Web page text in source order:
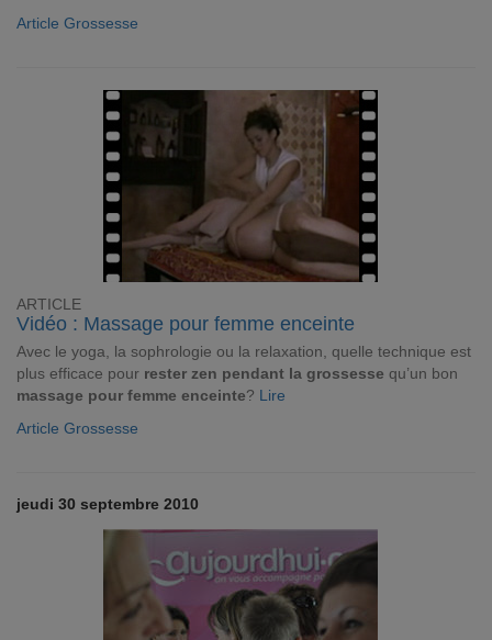
Article Grossesse
ARTICLE
Vidéo : Massage pour femme enceinte
Avec le yoga, la sophrologie ou la relaxation, quelle technique est
plus efficace pour rester zen pendant la grossesse qu’un bon
massage pour femme enceinte? Lire
Article Grossesse
jeudi 30 septembre 2010